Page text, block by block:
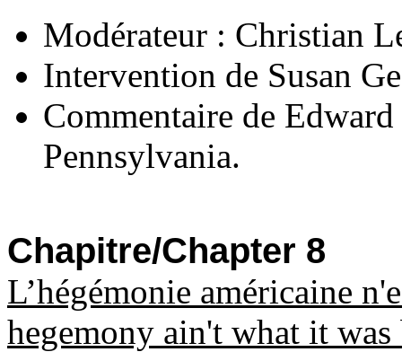
Modérateur : Christian
Intervention de Susan
Commentaire de
Pennsylvania.
Chapitre/Chapter 8
L’hégémonie américaine
hegemony ain't what it